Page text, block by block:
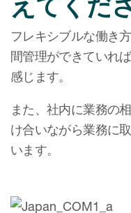
フレキシブルな働き
間管理ができていれ
感じます。
また、社内に業務の
け合いながら業務に
います。